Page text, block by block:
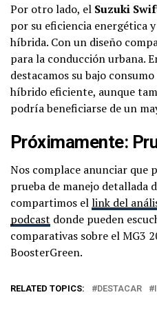
Por otro lado, el Suzuki
por su eficiencia energética
híbrida. Con un diseño
para la conducción urbana.
destacamos su bajo
híbrido eficiente, aunque
podría beneficiarse de un
Próximamente:
Nos complace anunciar que
prueba de manejo detallada
compartimos ellink del
podcast donde pueden
comparativas sobre el MG3
BoosterGreen.
RELATED TOPICS: DESTACAR